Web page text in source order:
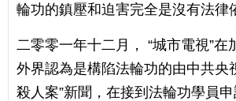
輪功的鎮壓和迫害完全是沒有法律
二零零一年十二月， “城市電視”在
外界認為是構陷法輪功的由中共央
殺人案”新聞，在接到法輪功學員